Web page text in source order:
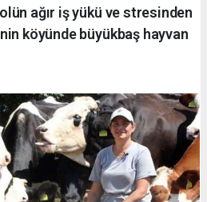
ağır iş yükü ve stresinden
köyünde büyükbaş hayvan